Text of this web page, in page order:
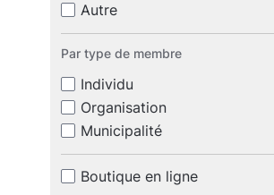
Autre
Par type de membre
Individu
Organisation
Municipalité
Boutique en ligne